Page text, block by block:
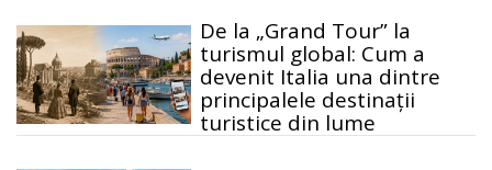
De la „Grand Tour” la
turismul global: Cum a
devenit Italia una dintre
principalele destinații
turistice din lume